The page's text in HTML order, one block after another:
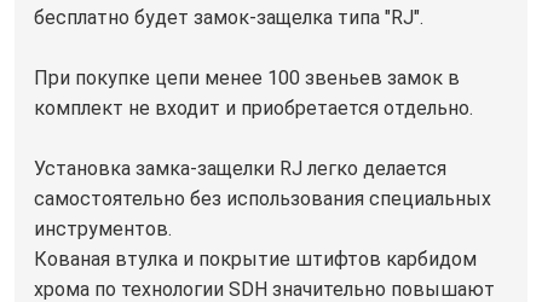
бесплатно будет замок-защелка типа "RJ".
При покупке цепи менее 100 звеньев замок в
комплект не входит и приобретается отдельно.
Установка замка-защелки RJ легко делается
самостоятельно без использования специальных
инструментов.
Кованая втулка и покрытие штифтов карбидом
хрома по технологии SDH значительно повышают